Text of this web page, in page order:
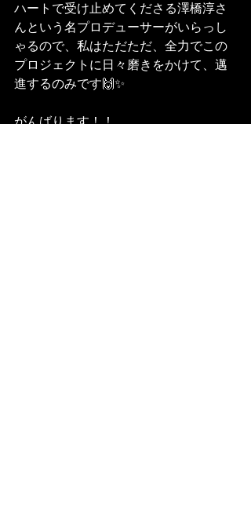
ハートで受け止めてくださる澤橋淳さ
んという名プロデューサーがいらっし
ゃるので、私はただただ、全力でこの
プロジェクトに日々磨きをかけて、邁
進するのみです🙌✨
がんばります！！